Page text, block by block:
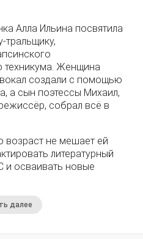
Алла Ильина посвятила
тральщику,
техникума. Женщина
создали с помощью
а сын поэтессы Михаил,
собрал всё в
возраст не мешает ей
литературный
и осваивать новые
далее